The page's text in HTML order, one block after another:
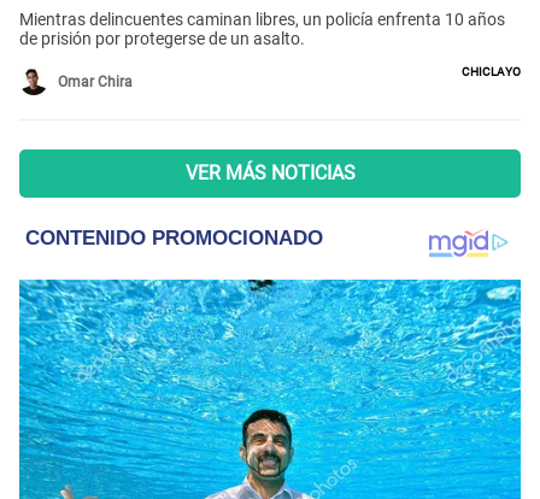
Mientras delincuentes caminan libres, un policía enfrenta 10 años
de prisión por protegerse de un asalto.
Omar Chira
Chiclayo
VER MÁS NOTICIAS